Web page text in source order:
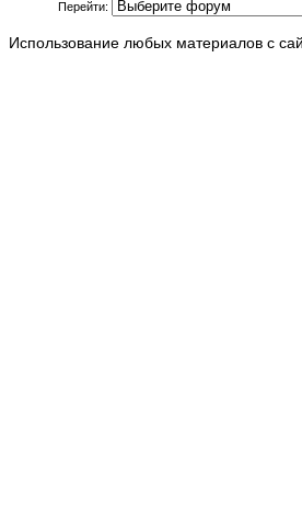
Перейти:
Использование любых материалов с